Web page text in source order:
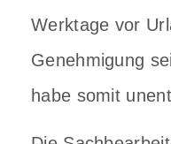
Werktage vor
Genehmigung
habe somit